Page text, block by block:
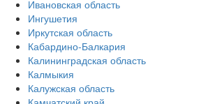
Ивановская область
Ингушетия
Иркутская область
Кабардино-Балкария
Калининградская область
Калмыкия
Калужская область